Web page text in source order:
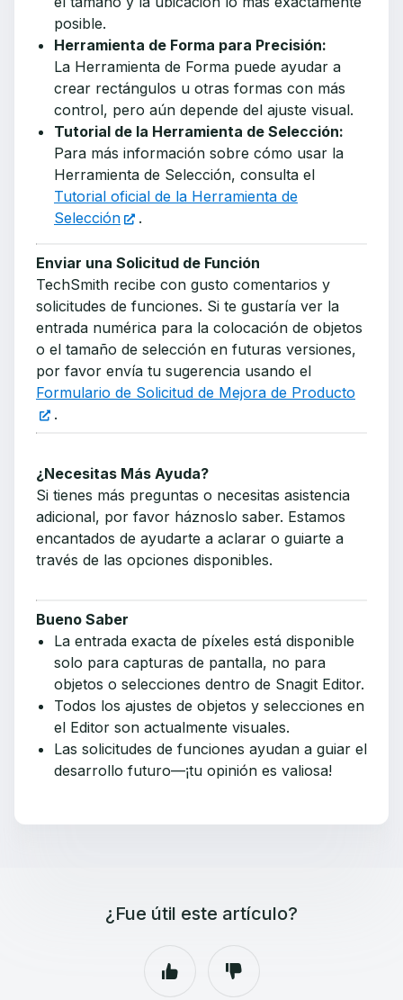
posible.
Herramienta de Forma para Precisión:
La Herramienta de Forma puede ayudar a
crear rectángulos u otras formas con más
control, pero aún depende del ajuste visual.
Tutorial de la Herramienta de Selección:
Para más información sobre cómo usar la
Herramienta de Selección, consulta el
Tutorial oficial de la Herramienta de
Selección
.
Enviar una Solicitud de Función
TechSmith recibe con gusto comentarios y
solicitudes de funciones. Si te gustaría ver la
entrada numérica para la colocación de objetos
o el tamaño de selección en futuras versiones,
por favor envía tu sugerencia usando el
Formulario de Solicitud de Mejora de Producto
.
¿Necesitas Más Ayuda?
Si tienes más preguntas o necesitas asistencia
adicional, por favor háznoslo saber. Estamos
encantados de ayudarte a aclarar o guiarte a
través de las opciones disponibles.
Bueno Saber
La entrada exacta de píxeles está disponible
solo para capturas de pantalla, no para
objetos o selecciones dentro de Snagit Editor.
Todos los ajustes de objetos y selecciones en
el Editor son actualmente visuales.
Las solicitudes de funciones ayudan a guiar el
desarrollo futuro—¡tu opinión es valiosa!
¿Fue útil este artículo?